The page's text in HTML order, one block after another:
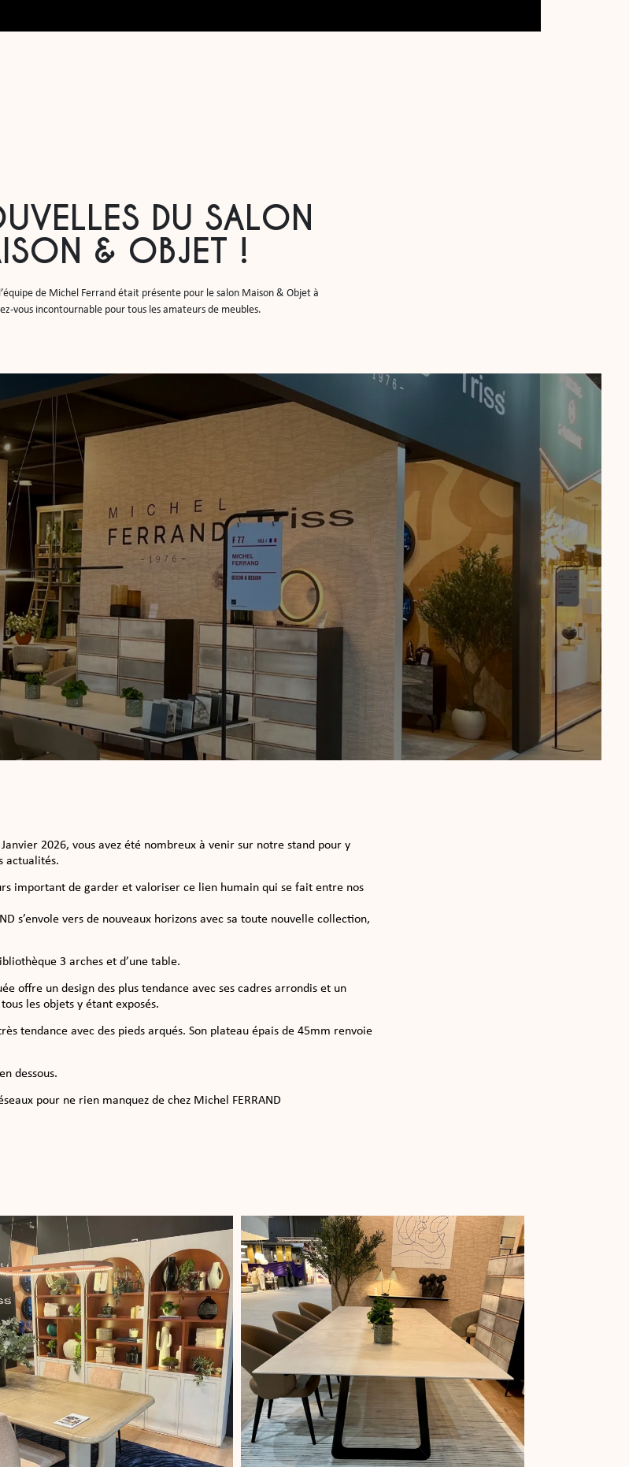
DU SALON
& OBJET !
de Michel Ferrand était présente pour le salon Maison & Objet à
vous incontournable pour tous les amateurs de meubles.
2026, vous avez été nombreux à venir sur notre stand pour y
actualités.
important de garder et valoriser ce lien humain qui se fait entre nos
s’envole vers de nouveaux horizons avec sa toute nouvelle collection,
3 arches et d’une table.
offre un design des plus tendance avec ses cadres arrondis et un
les objets y étant exposés.
tendance avec des pieds arqués. Son plateau épais de 45mm renvoie
dessous.
pour ne rien manquez de chez Michel FERRAND